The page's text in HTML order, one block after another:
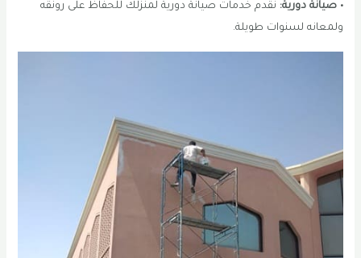
• صيانة دورية: نقدم خدمات صيانة دورية لمنزلك للحفاظ على رونقه
ولمعانه لسنوات طويلة.